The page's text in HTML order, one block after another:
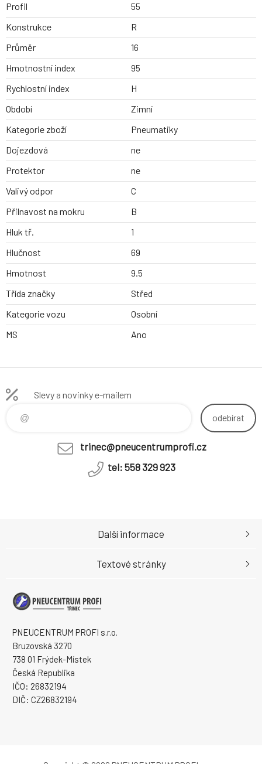
Profil
55
Konstrukce
R
Průměr
16
Hmotnostní index
95
Rychlostní index
H
Období
Zimní
Kategorie zboží
Pneumatiky
Dojezdová
ne
Protektor
ne
Valivý odpor
C
Přilnavost na mokru
B
Hluk tř.
1
Hlučnost
69
Hmotnost
9.5
Třída značky
Střed
Kategorie vozu
Osobní
MS
Ano
Slevy a novinky e-mailem
odebírat
trinec@pneucentrumprofi.cz
tel: 558 329 923
PNEUCENTRUM PROFI s.r.o.
Bruzovská 3270
738 01 Frýdek-Místek
Česká Republika
IČO: 26832194
DIČ: CZ26832194
Další informace
Textové stránky